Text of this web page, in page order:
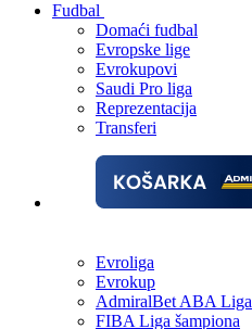
Fudbal
Domaći fudbal
Evropske lige
Evrokupovi
Saudi Pro liga
Reprezentacija
Transferi
Evroliga
Evrokup
AdmiralBet ABA Liga
FIBA Liga šampiona